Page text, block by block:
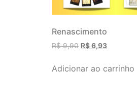
Renascimento
R$9,90 R$6,93
Adicionar ao carrinho